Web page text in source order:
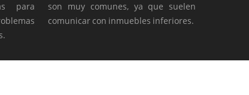
para
son muy comunes, ya que suelen
comunicar con inmuebles inferiores.